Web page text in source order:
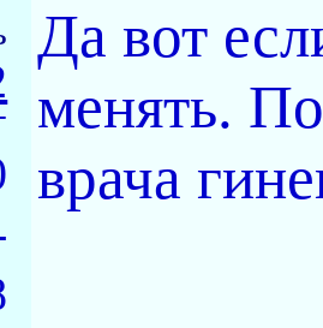
Да вот
менять.
врача